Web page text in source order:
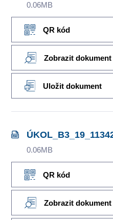
0.06MB
QR kód
Zobrazit dokument
Uložit dokument
0.06MB
QR kód
Zobrazit dokument